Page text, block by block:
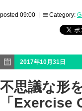
posted 09:00 | Category:
2017年10月31日
不思議な形
「Exercise